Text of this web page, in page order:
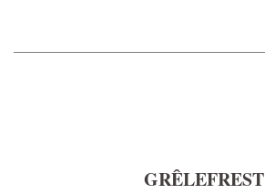
GRÊLEFREST